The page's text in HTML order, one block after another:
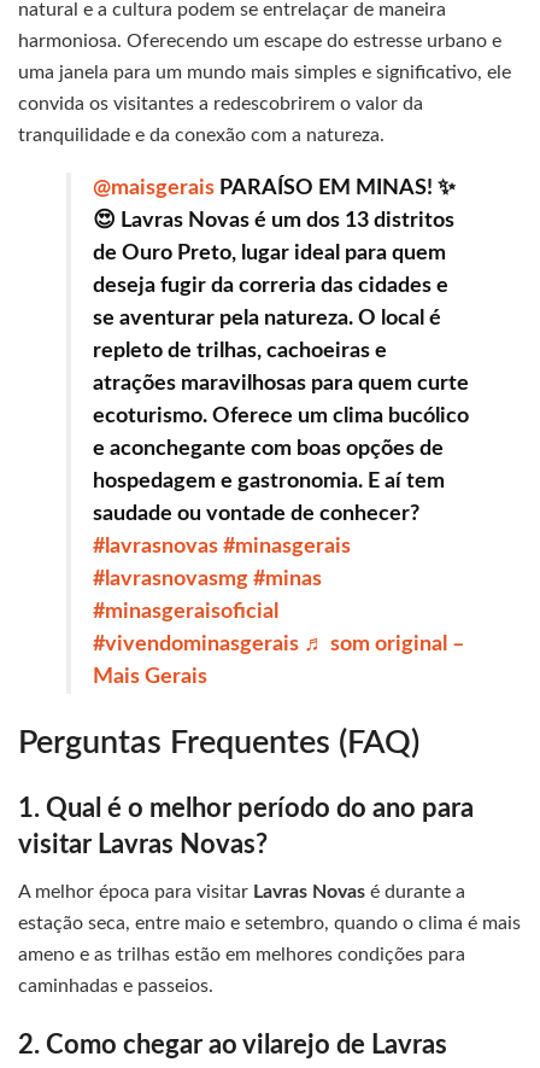
natural e a cultura podem se entrelaçar de maneira
harmoniosa. Oferecendo um escape do estresse urbano e
uma janela para um mundo mais simples e significativo, ele
convida os visitantes a redescobrirem o valor da
tranquilidade e da conexão com a natureza.
@maisgerais PARAÍSO EM MINAS! ✨
😍 Lavras Novas é um dos 13 distritos
de Ouro Preto, lugar ideal para quem
deseja fugir da correria das cidades e
se aventurar pela natureza. O local é
repleto de trilhas, cachoeiras e
atrações maravilhosas para quem curte
ecoturismo. Oferece um clima bucólico
e aconchegante com boas opções de
hospedagem e gastronomia. E aí tem
saudade ou vontade de conhecer?
#lavrasnovas #minasgerais
#lavrasnovasmg #minas
#minasgeraisoficial
#vivendominasgerais ♬ som original –
Mais Gerais
Perguntas Frequentes (FAQ)
1. Qual é o melhor período do ano para
visitar Lavras Novas?
A melhor época para visitar Lavras Novas é durante a
estação seca, entre maio e setembro, quando o clima é mais
ameno e as trilhas estão em melhores condições para
caminhadas e passeios.
2. Como chegar ao vilarejo de Lavras